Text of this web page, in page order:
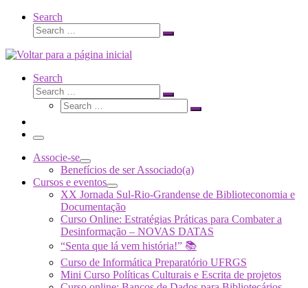
Search
Search
Search
Search
Search
Search
Search
Search
Menu
Associe-se
Benefícios de ser Associado(a)
Cursos e eventos
XX Jornada Sul-Rio-Grandense de Biblioteconomia e
Documentação
Curso Online: Estratégias Práticas para Combater a
Desinformação – NOVAS DATAS
“Senta que lá vem história!” 📚
Curso de Informática Preparatório UFRGS
Mini Curso Políticas Culturais e Escrita de projetos